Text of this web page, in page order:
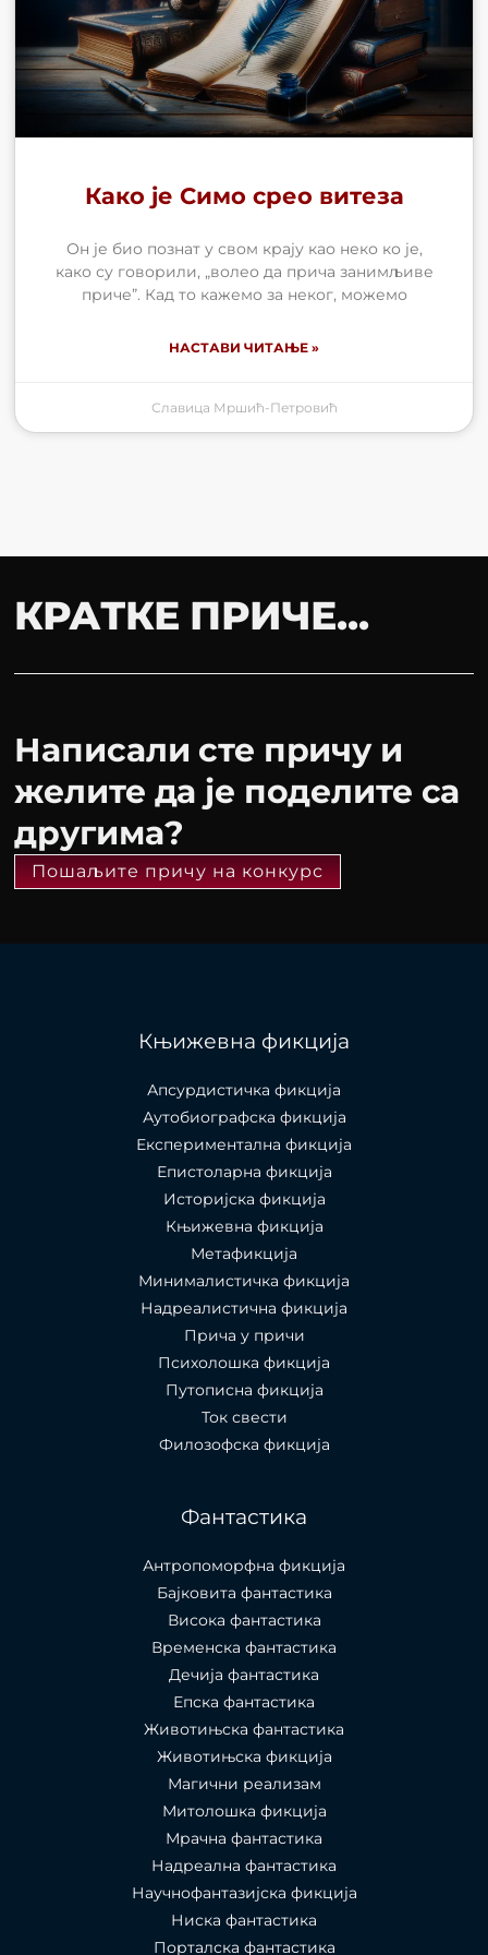
Како је Симо срео витеза
Он је био познат у свом крају као неко ко је,
како су говорили, „волео да прича занимљиве
приче”. Кад то кажемо за неког, можемо
НАСТАВИ ЧИТАЊЕ »
Славица Мршић-Петровић
КРАТКЕ ПРИЧЕ...
Написали сте причу и
желите да је поделите са
другима?
Пошаљите причу на конкурс
Књижевна фикција
Апсурдистичка фикција
Аутобиографска фикција
Експериментална фикција
Епистоларна фикција
Историјска фикција
Књижевна фикција
Метафикција
Минималистичка фикција
Надреалистична фикција
Прича у причи
Психолошкa фикција
Путописна фикција
Ток свести
Филозофска фикција
Фантастика
Антропоморфна фикција
Бајковита фантастика
Висока фантастика
Временска фантастика
Дечија фантастика
Епска фантастика
Животињска фантастика
Животињска фикција
Магични реализам
Митолошка фикција
Мрачна фантастика
Надреална фантастика
Научнофантазијска фикција
Ниска фантастика
Порталска фантастика​